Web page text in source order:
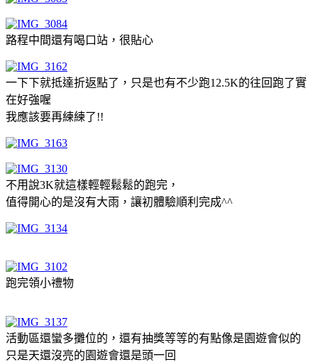
路程中間還有喝口站，很貼心
一下下就抵達折返點了，只是也有不少跑12.5K的往回跑了實
在好強喔
我應該要再練練了!!
不用說3K就這樣輕輕鬆鬆的跑完，
值得開心的是沒有大雨，讓初體驗順利完成^^
跑完領小禮物
活動區還蠻多攤位的，還有抽獎等等的有點像是園遊會似的
只是天還沒亮的園遊會還是頭一回